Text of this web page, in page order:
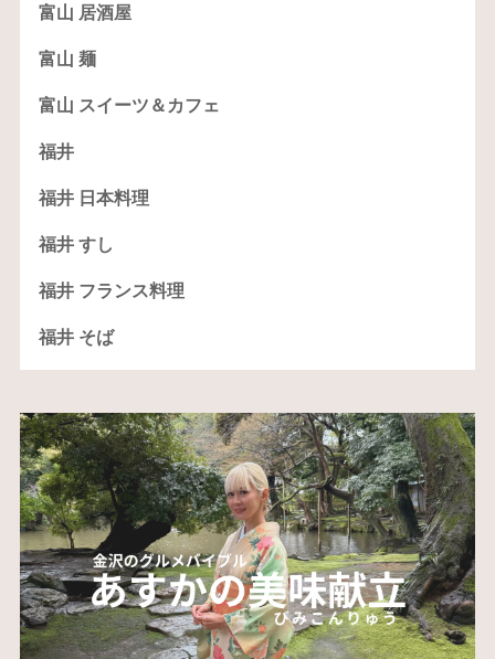
富山 居酒屋
富山 麺
富山 スイーツ＆カフェ
福井
福井 日本料理
福井 すし
福井 フランス料理
福井 そば